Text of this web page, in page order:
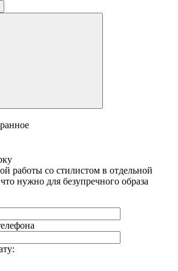
работы со стилистом в отдельной
нужно для безупречного образа